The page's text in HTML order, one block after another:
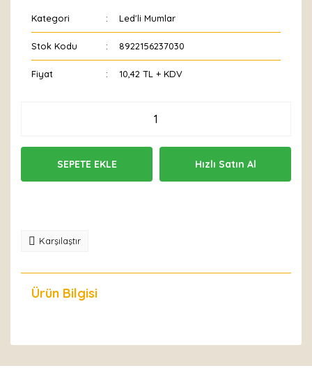
Kategori Led'li Mumlar
Stok Kodu 8922156237030
Fiyat 10,42 TL + KDV
SEPETE EKLE Hızlı Satın Al
Karşılaştır
Ürün Bilgisi